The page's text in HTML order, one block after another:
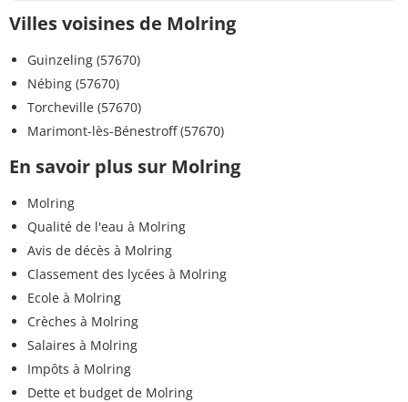
Villes voisines de Molring
Guinzeling (57670)
Nébing (57670)
Torcheville (57670)
Marimont-lès-Bénestroff (57670)
En savoir plus sur Molring
Molring
Qualité de l'eau à Molring
Avis de décès à Molring
Classement des lycées à Molring
Ecole à Molring
Crèches à Molring
Salaires à Molring
Impôts à Molring
Dette et budget de Molring